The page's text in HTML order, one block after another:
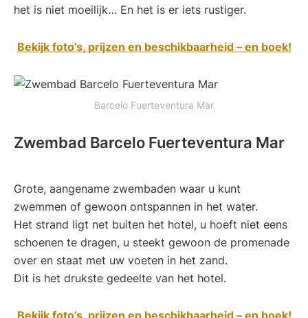
het is niet moeilijk… En het is er iets rustiger.
Bekijk foto’s, prijzen en beschikbaarheid – en boek!
Barcelo Fuerteventura Mar
Zwembad Barcelo Fuerteventura Mar
Grote, aangename zwembaden waar u kunt
zwemmen of gewoon ontspannen in het water.
Het strand ligt net buiten het hotel, u hoeft niet eens
schoenen te dragen, u steekt gewoon de promenade
over en staat met uw voeten in het zand.
Dit is het drukste gedeelte van het hotel.